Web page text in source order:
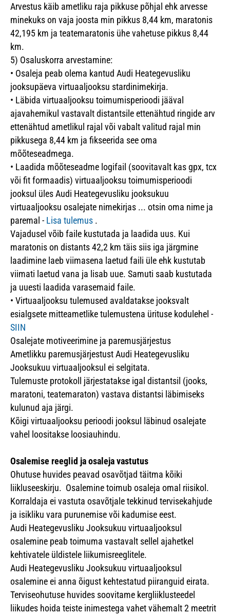
Arvestus käib ametliku raja pikkuse põhjal ehk arvesse
minekuks on vaja joosta min pikkus 8,44 km, maratonis
42,195 km ja teatemaratonis ühe vahetuse pikkus 8,44
km.
5) Osaluskorra arvestamine:
• Osaleja peab olema kantud Audi Heategevusliku
jooksupäeva virtuaaljooksu stardinimekirja.
• Läbida virtuaaljooksu toimumisperioodi jääval
ajavahemikul vastavalt distantsile ettenähtud ringide arv
ettenähtud ametlikul rajal või vabalt valitud rajal min
pikkusega 8,44 km ja fikseerida see oma
mõõteseadmega.
• Laadida mõõteseadme logifail (soovitavalt kas gpx, tcx
või fit formaadis) virtuaaljooksu toimumisperioodi
jooksul üles Audi Heategevusliku jooksukuu
virtuaaljooksu osalejate nimekirjas ... otsin oma nime ja
paremal - Lisa tulemus .
Vajadusel võib faile kustutada ja laadida uus. Kui
maratonis on distants 42,2 km täis siis iga järgmine
laadimine laeb viimasena laetud faili üle ehk kustutab
viimati laetud vana ja lisab uue. Samuti saab kustutada
ja uuesti laadida varasemaid faile.
• Virtuaaljooksu tulemused avaldatakse jooksvalt
esialgsete mitteametlike tulemustena ürituse kodulehel -
SIIN
Osalejate motiveerimine ja paremusjärjestus
Ametlikku paremusjärjestust Audi Heategevusliku
Jooksukuu virtuaaljooksul ei selgitata.
Tulemuste protokoll järjestatakse igal distantsil (jooks,
maratoni, teatemaraton) vastava distantsi läbimiseks
kulunud aja järgi.
Kõigi virtuaaljooksu perioodi jooksul läbinud osalejate
vahel loositakse loosiauhindu.
Osalemise reeglid ja osaleja vastutus
Ohutuse huvides peavad osavõtjad täitma kõiki
liikluseeskirju. Osalemine toimub osaleja omal riisikol.
Korraldaja ei vastuta osavõtjale tekkinud tervisekahjude
ja isikliku vara purunemise või kadumise eest.
Audi Heategevusliku Jooksukuu virtuaaljooksul
osalemine peab toimuma vastavalt sellel ajahetkel
kehtivatele üldistele liikumisreeglitele.
Audi Heategevusliku Jooksukuu virtuaaljooksul
osalemine ei anna õigust kehtestatud piiranguid eirata.
Terviseohutuse huvides soovitame kergliiklusteedel
liikudes hoida teiste inimestega vahet vähemalt 2 meetrit